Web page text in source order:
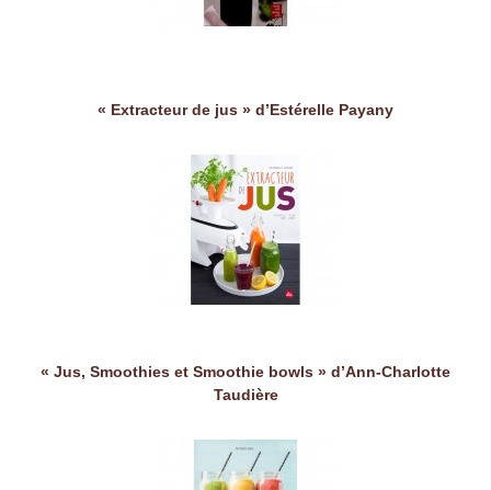
« Extracteur de jus » d’Estérelle Payany
« Jus, Smoothies et Smoothie bowls » d’Ann-Charlotte
Taudière